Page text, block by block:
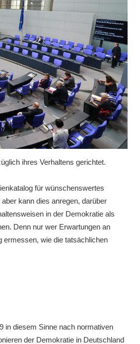
ihres Verhaltens gerichtet.
für wünschenswertes
kann dies anregen, darüber
in der Demokratie als
Denn nur wer Erwartungen an
ermessen, wie die tatsächlichen
in diesem Sinne nach normativen
der Demokratie in Deutschland